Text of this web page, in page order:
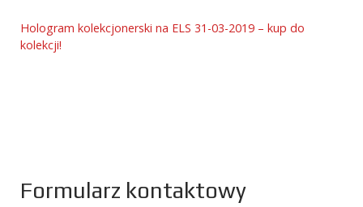
Hologram kolekcjonerski na ELS 31-03-2019 – kup do
kolekcji!
Formularz kontaktowy